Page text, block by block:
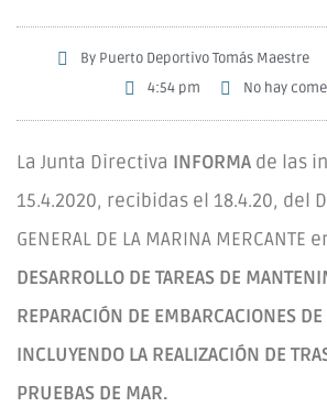
By Puerto Deportivo Tomás Maestre
4:54 pm
No hay
La Junta Directiva INFORMA de las
15.4.2020, recibidas el 18.4.20, del
GENERAL DE LA MARINA
DESARROLLO DE TAREAS DE
REPARACIÓN DE EMBARCACIONES DE
INCLUYENDO LA REALIZACIÓN DE
PRUEBAS DE MAR.